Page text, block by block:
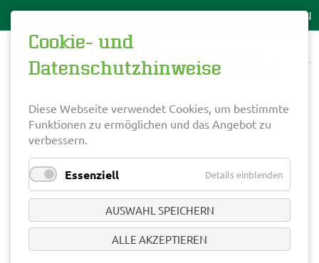
BAUMA München
Cookie- und
Datenschutzhinweise
Diese Webseite verwendet Cookies, um bestimmte
Funktionen zu ermöglichen und das Angebot zu
verbessern.
Essenziell Details einblenden
AUSWAHL SPEICHERN
ALLE AKZEPTIEREN